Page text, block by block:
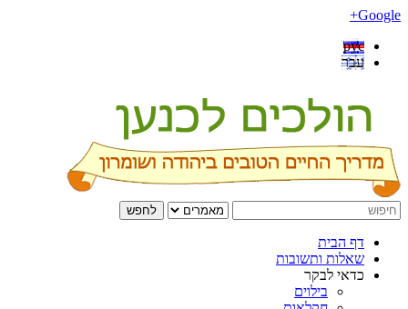
Google+
рус
עבר
לחפש
דף הבית
שאלות ותשובות
כדאי לבקר
בילוים